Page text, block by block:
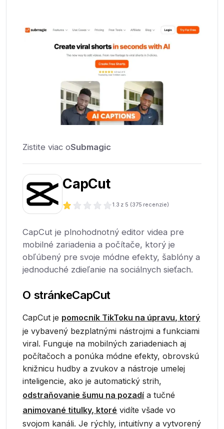
Zistite viac oSubmagic
CapCut
1.3 z 5 (375 recenzie)
CapCut je plnohodnotný editor videa pre
mobilné zariadenia a počítače, ktorý je
obľúbený pre svoje módne efekty, šablóny a
jednoduché zdieľanie na sociálnych sieťach.
O stránkeCapCut
CapCut je pomocník TikToku na úpravu, ktorý
je vybavený bezplatnými nástrojmi a funkciami
viral. Funguje na mobilných zariadeniach aj
počítačoch a ponúka módne efekty, obrovskú
knižnicu hudby a zvukov a nástroje umelej
inteligencie, ako je automatický strih,
odstraňovanie šumu na pozadí a tučné
animované titulky, ktoré vidíte všade vo
svojom kanáli. Je rýchly, intuitívny a vytvorený